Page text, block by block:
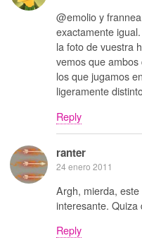
@emolio y
exactamente
la foto de vuestra
vemos que
los que jugamos
ligeramente
Reply
ranter
24 enero 2011
Argh, mierda,
interesante. Quiza
Reply